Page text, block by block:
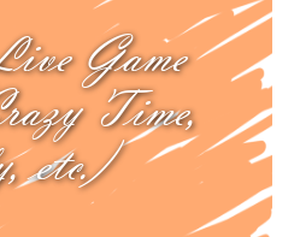
Game
Time,
etc.)